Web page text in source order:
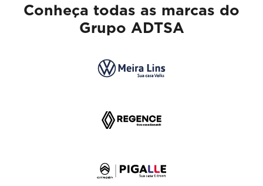
Conheça todas as marcas do
Grupo ADTSA